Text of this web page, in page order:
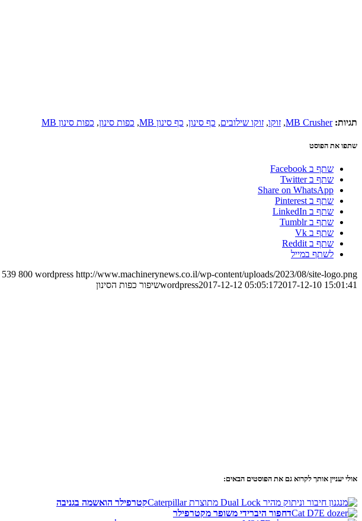
תגיות: MB Crusher
, זוקו, זוקו שילובים, כף סינון, כף סינון MB , כפות סינון, כפות סינון MB
שתפו את הפוסט
שתף ב Facebook
שתף ב Twitter
Share on WhatsApp
שתף ב Pinterest
שתף ב LinkedIn
שתף ב Tumblr
שתף ב Vk
שתף ב Reddit
לשתף במייל
539 800 wordpress http://www.machinerynews.co.il/wp-content/uploads/2023/08/site-logo.png
wordpress2017-12-12 05:05:172017-12-10 15:01:41 שיפור כפות הסינון
אולי יעניין אותך לקרוא גם את הפוסטים הבאים:
קטרפילר הואשמה בגניבה
דחפור היברידי משופר מקטרפילר